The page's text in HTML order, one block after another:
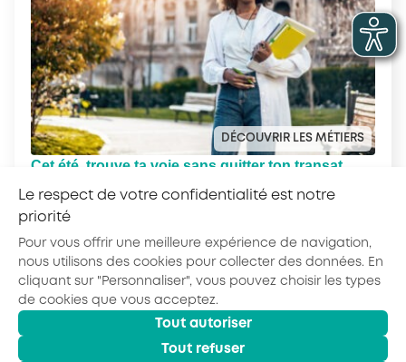
DÉCOUVRIR LES MÉTIERS
Cet été, trouve ta voie sans quitter ton transat
avec le Quiz Ton Kiff !
© 2026 - AKTO - Tous droits réservés
Le respect de votre confidentialité est notre
priorité
Pour vous offrir une meilleure expérience de navigation,
nous utilisons des cookies pour collecter des données. En
cliquant sur "Personnaliser", vous pouvez choisir les types
de cookies que vous acceptez.
Tout autoriser
Tout refuser